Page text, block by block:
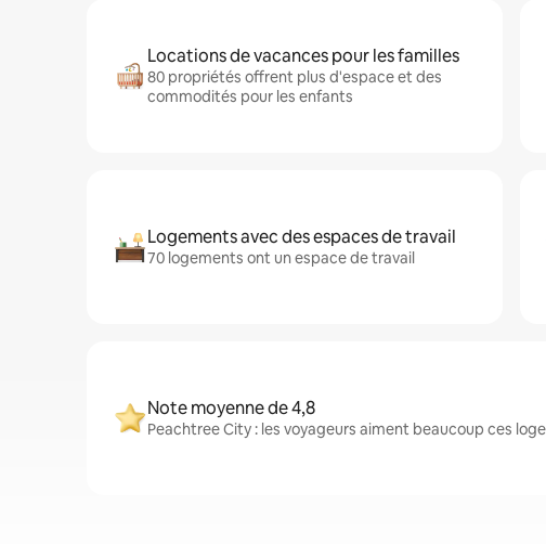
Locations de vacances pour les familles
80 propriétés offrent plus d'espace et des
commodités pour les enfants
Logements avec des espaces de travail
70 logements ont un espace de travail
Note moyenne de 4,8
Peachtree City : les voyageurs aiment beaucoup ces